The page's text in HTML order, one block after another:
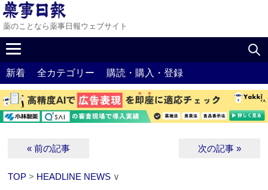
薬のことなら薬事日報ウェブサイト
新着 全カテゴリー 購読・購入・登録
« 前の記事 次の記事 »
TOP > HEADLINE NEWS ∨